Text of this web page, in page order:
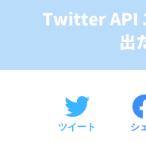
ツイート シ